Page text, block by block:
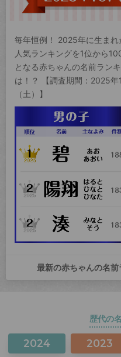
毎年恒例！ 2025年に生ま
人気ランキングを1位から
となる赤ちゃんの名前ラン
は！？ 【調査期間：2025
（土）】
最新の赤ちゃんの名
歴代の
2024 2023